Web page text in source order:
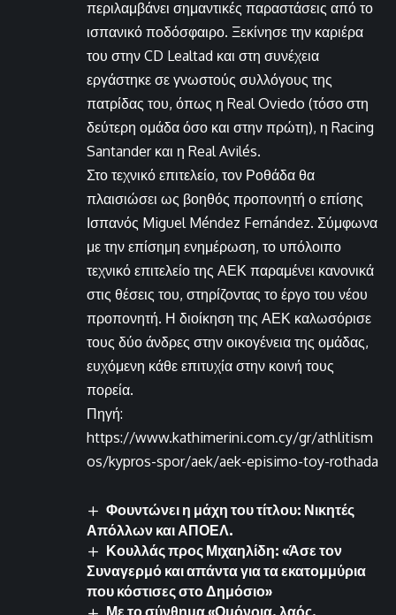
περιλαμβάνει σημαντικές παραστάσεις από το
ισπανικό ποδόσφαιρο. Ξεκίνησε την καριέρα
του στην CD Lealtad και στη συνέχεια
εργάστηκε σε γνωστούς συλλόγους της
πατρίδας του, όπως η Real Oviedo (τόσο στη
δεύτερη ομάδα όσο και στην πρώτη), η Racing
Santander και η Real Avilés.
Στο τεχνικό επιτελείο, τον Ροθάδα θα
πλαισιώσει ως βοηθός προπονητή ο επίσης
Ισπανός Miguel Méndez Fernández. Σύμφωνα
με την επίσημη ενημέρωση, το υπόλοιπο
τεχνικό επιτελείο της ΑΕΚ παραμένει κανονικά
στις θέσεις του, στηρίζοντας το έργο του νέου
προπονητή. Η διοίκηση της ΑΕΚ καλωσόρισε
τους δύο άνδρες στην οικογένεια της ομάδας,
ευχόμενη κάθε επιτυχία στην κοινή τους
πορεία.
Πηγή:
https://www.kathimerini.com.cy/gr/athlitism
os/kypros-spor/aek/aek-episimo-toy-rothada
Φουντώνει η μάχη του τίτλου: Νικητές
Απόλλων και ΑΠΟΕΛ.
Κουλλάς προς Μιχαηλίδη: «Άσε τον
Συναγερμό και απάντα για τα εκατομμύρια
που κόστισες στο Δημόσιο»